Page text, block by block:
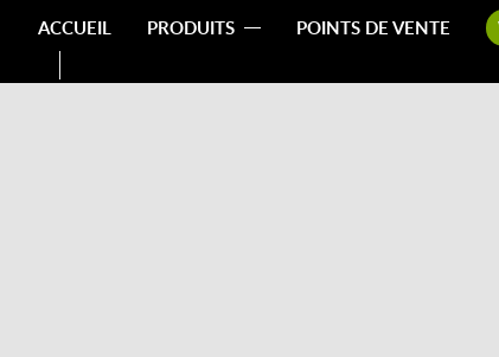
ACCUEIL PRODUITS POINTS DE VENTE